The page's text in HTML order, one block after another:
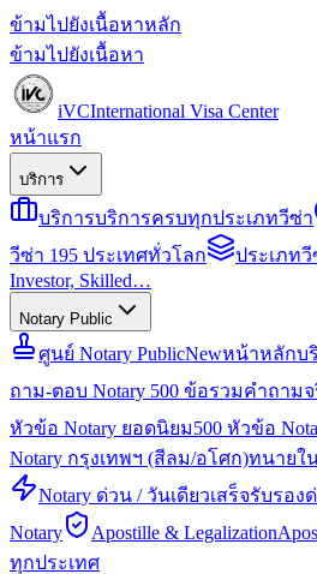
ข้ามไปยังเนื้อหาหลัก
ข้ามไปยังเนื้อหา
iVCInternational Visa Center
หน้าแรก
บริการ
บริการบริการครบทุกประเภทวีซ่า
วีซ่า 195 ประเทศทั่วโลก
ประเภทวี
Investor, Skilled…
Notary Public
ศูนย์ Notary PublicNewหน้าหลักบ
ถาม-ตอบ Notary 500 ข้อรวมคำถามจ
หัวข้อ Notary ยอดนิยม500 หัวข้อ
Notary กรุงเทพฯ (สีลม/อโศก)ทนายใ
Notary ด่วน / วันเดียวเสร็จรับรอง
Notary
Apostille & Legalization
ทุกประเทศ